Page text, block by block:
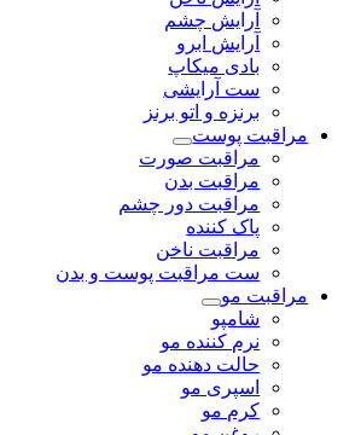
آرایش چشم
آرایش ابرو
بادی میکاپ
ست آرایشی
برنزه و اتو برنز
مراقبت پوست
مراقبت صورت
مراقبت بدن
مراقبت دور چشم
پاک کننده
مراقبت ناخن
ست مراقبت پوست و بدن
مراقبت مو
شامپو
نرم کننده مو
حالت دهنده مو
اسپری مو
کرم مو